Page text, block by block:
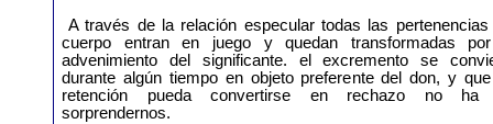
A través de la relación especular todas las pertenencias
cuerpo entran en juego y quedan transformadas
advenimiento del significante. el excremento se
durante algún tiempo en objeto preferente del don, y
retención pueda convertirse en rechazo no ha
sorprendernos.